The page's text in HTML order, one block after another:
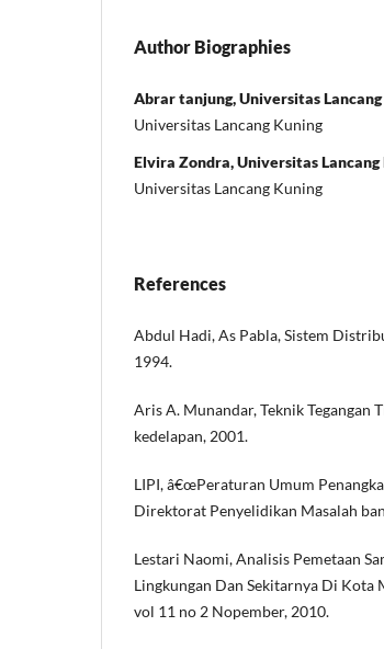
Author Biographies
Abrar tanjung, Universitas
Universitas Lancang Kuning
Elvira Zondra, Universitas Lancang
Universitas Lancang Kuning
References
Abdul Hadi, As Pabla, Sistem
1994.
Aris A. Munandar, Teknik Tegangan
kedelapan, 2001.
LIPI, â€œPeraturan Umum
Direktorat Penyelidikan Masalah
Lestari Naomi, Analisis Pemetaan
Lingkungan Dan Sekitarnya Di Kota
vol 11 no 2 Nopember, 2010.